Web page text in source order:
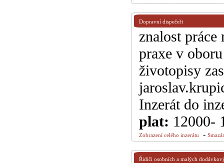
Dopravní dispečeři
znalost práce
praxe v
životopisy
Inzerát do
plat: 12000-
Zobrazení celého inzerátu -
Řidiči osobních a malých